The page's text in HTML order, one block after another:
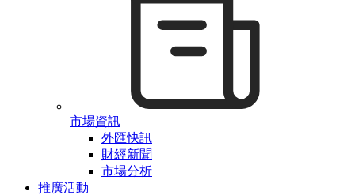
市場資訊
外匯快訊
財經新聞
市場分析
推廣活動